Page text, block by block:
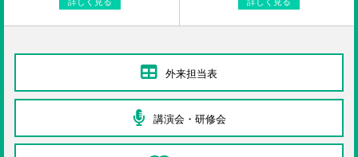
外来担当表
講演会・研修会